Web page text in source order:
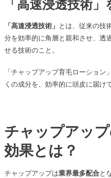
「高速浸透技術」
「高速浸透技術」 とは、従来の技
分を効率的に角層と親和させ、透
せる技術のこと。
「チャップアップ育毛ローショ
くの成分を、効率的に頭皮に届け
チャップアッ
効果とは？
チャップアップは業界最多配合と